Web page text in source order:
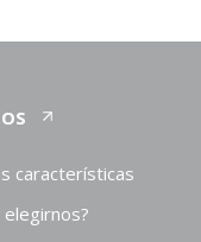
características